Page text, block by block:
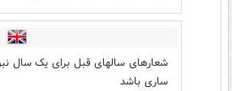
شعارهای سالهای قبل برای یک سال
ساری باشد